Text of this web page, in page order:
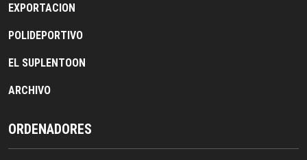
EXPORTACION
POLIDEPORTIVO
EL SUPLENTOON
ARCHIVO
ORDENADORES